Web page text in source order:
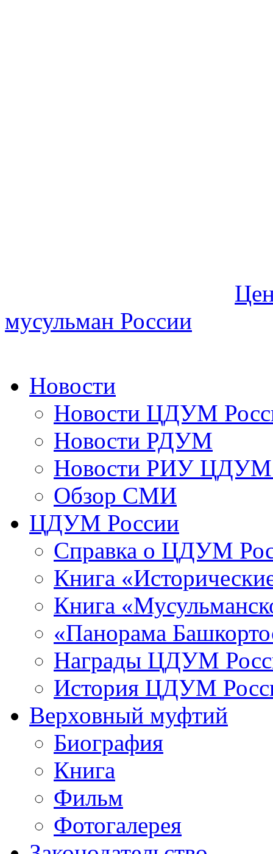
мусульман России
Новости
Новости ЦДУМ
Новости РДУМ
Новости РИУ ЦДУМ
Обзор СМИ
ЦДУМ России
Справка о ЦДУМ
Книга
Книга
«Панорама
Награды ЦДУМ
История ЦДУМ
Верховный муфтий
Биография
Книга
Фильм
Фотогалерея